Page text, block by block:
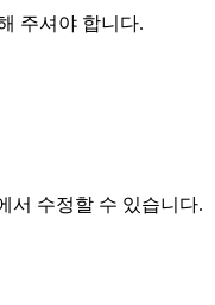
주셔야 합니다.
서 수정할 수 있습니다.